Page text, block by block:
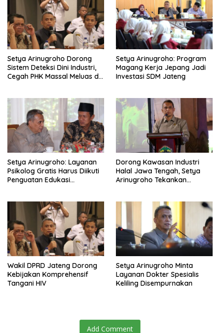
g
a
t
i
o
Setya Arinugroho Dorong
Sistem Deteksi Dini Industri,
Cegah PHK Massal Meluas di
Setya Arinugroho: Program
Magang Kerja Jepang Jadi
Investasi SDM Jateng
Setya Arinugroho: Layanan
Psikolog Gratis Harus Diikuti
Penguatan Edukasi
Dorong Kawasan Industri
Halal Jawa Tengah, Setya
Arinugroho Tekankan
Wakil DPRD Jateng Dorong
Kebijakan Komprehensif
Tangani HIV
Setya Arinugroho Minta
Layanan Dokter Spesialis
Keliling Disempurnakan
Add Comment